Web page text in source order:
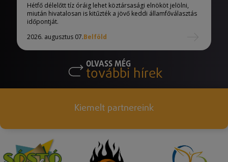
Hétfő délelőtt tíz óráig lehet köztársasági elnököt jelölni,
miután hivatalosan is kitűzték a jövő keddi államfőválasztás
időpontját.
2026. augusztus 07.Belföld
OLVASS MÉG
további hírek
Kiemelt partnereink